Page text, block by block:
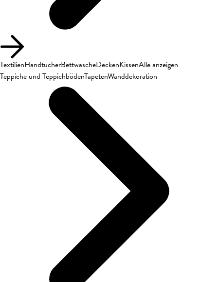
TextilienHandtücherBettwäscheDeckenKissenAlle anzeigen
Teppiche und TeppichbödenTapetenWanddekoration